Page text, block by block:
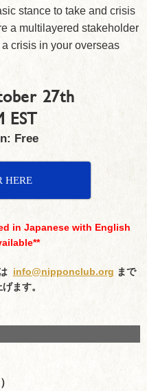
stance to take and crisis
a multilayered stakeholder
crisis in your overseas
27th
EST
Free
HERE
in Japanese with English
info@nipponclub.org まで
ます。